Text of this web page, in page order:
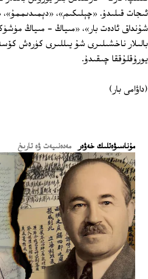
ئىجات قىلىدۇ. «چېلىكىم»، «دېمىدىممۇ»،
شۇنداق ئادەت بار»، «مىياڭ - مىياڭ
بالىلار ناخشىلىرى شۇ يىللىرى كۈرەش
يورۇقلۇققا چىقىدۇ.
(داۋامى بار)
ﻣﯘﻧﺎﺳﯩﯟﻩﺗﻠﯩﻚ ﺧﻪﯞﻩﺭ مەدەنىيەت ۋە تارىخ